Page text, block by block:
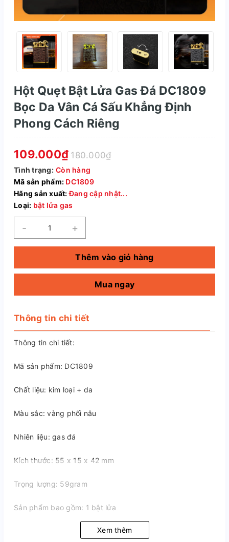
Hột Quẹt Bật Lửa Gas Đá DC1809
Bọc Da Vân Cá Sấu Khẳng Định
Phong Cách Riêng
109.000₫ 180.000₫
Tình trạng: Còn hàng
Mã sản phẩm: DC1809
Hãng sản xuất:Đang cập nhật...
Loại: bật lửa gas
- +
Thêm vào giỏ hàng
Mua ngay
Thông tin chi tiết
Thông tin chi tiết:
Mã sản phẩm: DC1809
Chất liệu: kim loại + da
Màu sắc: vàng phối nâu
Nhiên liệu: gas đá
Kích thước: 55 x 15 x 42 mm
Trọng lượng: 59gram
Sản phẩm bao gồm: 1 bật lửa
Xem thêm